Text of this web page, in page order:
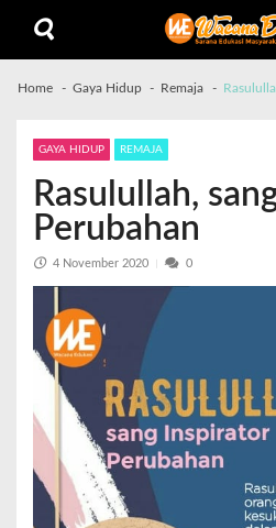
Home Gaya Hidup Remaja
GAYA HIDUP REMAJA
Rasulullah,
Perubahan
4 November 2020 0